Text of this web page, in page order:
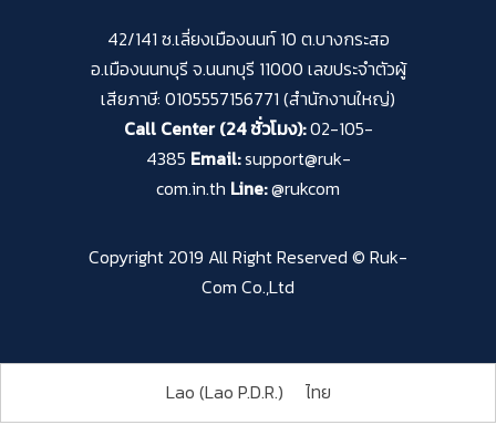
42/141 ซ.เลี่ยงเมืองนนท์ 10 ต.บางกระสอ
อ.เมืองนนทบุรี จ.นนทบุรี 11000 เลขประจำตัวผู้
เสียภาษี: 0105557156771 (สำนักงานใหญ่)
Call Center (24 ชั่วโมง):02-105-
4385 Email:support@ruk-
com.in.th Line:@rukcom
Copyright 2019 All Right Reserved © Ruk-
Com Co.,Ltd
Lao (Lao P.D.R.) ไทย